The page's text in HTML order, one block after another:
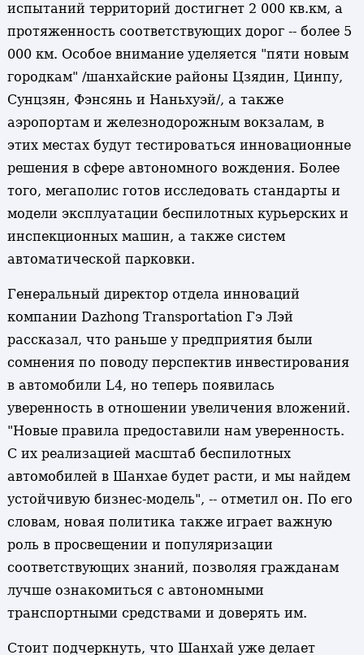
испытаний территорий достигнет 2 000 кв.км, а
протяженность соответствующих дорог -- более 5
000 км. Особое внимание уделяется "пяти новым
городкам" /шанхайские районы Цзядин, Цинпу,
Сунцзян, Фэнсянь и Наньхуэй/, а также
аэропортам и железнодорожным вокзалам, в
этих местах будут тестироваться инновационные
решения в сфере автономного вождения. Более
того, мегаполис готов исследовать стандарты и
модели эксплуатации беспилотных курьерских и
инспекционных машин, а также систем
автоматической парковки.
Генеральный директор отдела инноваций
компании Dazhong Transportation Гэ Лэй
рассказал, что раньше у предприятия были
сомнения по поводу перспектив инвестирования
в автомобили L4, но теперь появилась
уверенность в отношении увеличения вложений.
"Новые правила предоставили нам уверенность.
С их реализацией масштаб беспилотных
автомобилей в Шанхае будет расти, и мы найдем
устойчивую бизнес-модель", -- отметил он. По его
словам, новая политика также играет важную
роль в просвещении и популяризации
соответствующих знаний, позволяя гражданам
лучше ознакомиться с автономными
транспортными средствами и доверять им.
Стоит подчеркнуть, что Шанхай уже делает